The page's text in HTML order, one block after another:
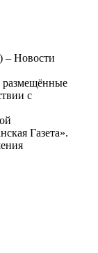
– Новости
размещённые
с
Газета».